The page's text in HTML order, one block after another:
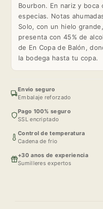
Bourbon. En nariz y boca
especias. Notas
Solo, con un hielo
presenta con 45% de
de En Copa de Balón,
la bodega hasta tu copa.
Envio seguro
Embalaje reforzado
Pago 100% seguro
SSL encriptado
Control de temperatura
Cadena de frio
+30 anos de experiencia
Sumilleres expertos